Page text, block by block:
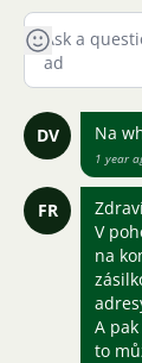
DV Na
1 year
FR
V
na
A
to